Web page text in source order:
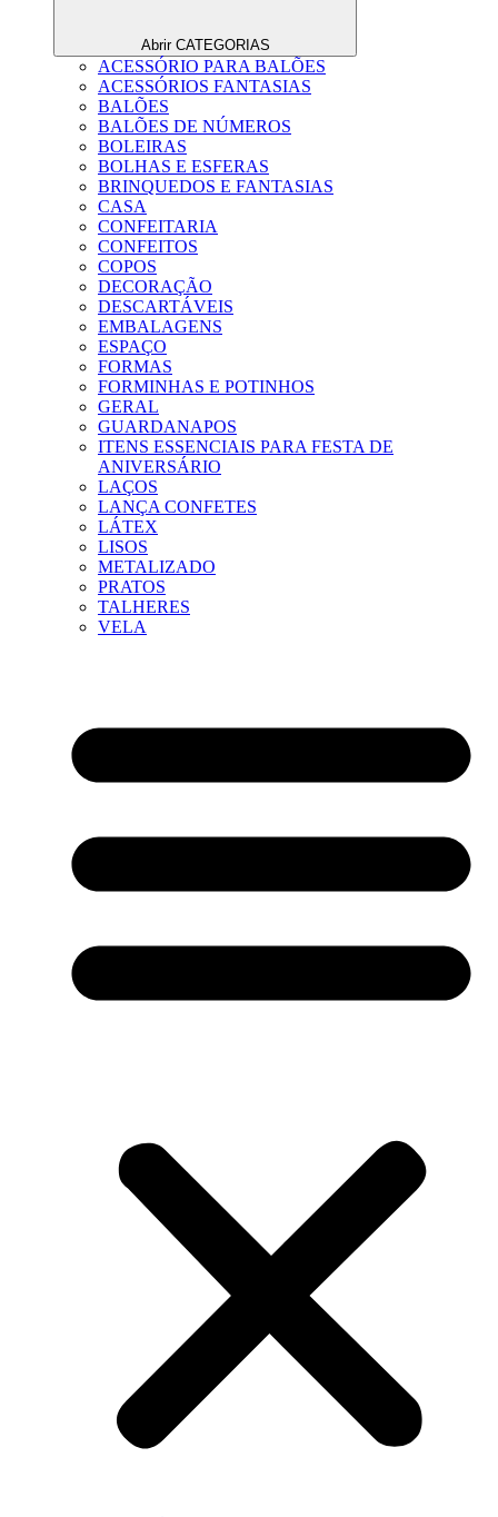
Abrir CATEGORIAS
ACESSÓRIO PARA BALÕES
ACESSÓRIOS FANTASIAS
BALÕES
BALÕES DE NÚMEROS
BOLEIRAS
BOLHAS E ESFERAS
BRINQUEDOS E FANTASIAS
CASA
CONFEITARIA
CONFEITOS
COPOS
DECORAÇÃO
DESCARTÁVEIS
EMBALAGENS
ESPAÇO
FORMAS
FORMINHAS E POTINHOS
GERAL
GUARDANAPOS
ITENS ESSENCIAIS PARA FESTA DE
ANIVERSÁRIO
LAÇOS
LANÇA CONFETES
LÁTEX
LISOS
METALIZADO
PRATOS
TALHERES
VELA